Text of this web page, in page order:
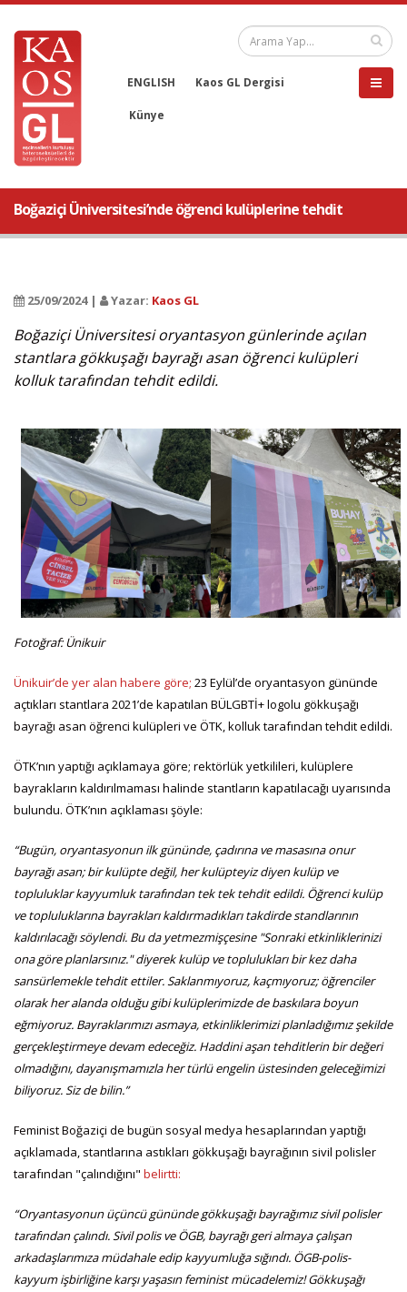
ENGLISH Kaos GL Dergisi
Künye
Boğaziçi Üniversitesi’nde öğrenci kulüplerine tehdit
25/09/2024 | Yazar: Kaos GL
Boğaziçi Üniversitesi oryantasyon günlerinde açılan
stantlara gökkuşağı bayrağı asan öğrenci kulüpleri
kolluk tarafından tehdit edildi.
Fotoğraf: Ünikuir
Ünikuir’de yer alan habere göre; 23 Eylül’de oryantasyon gününde
açtıkları stantlara 2021’de kapatılan BÜLGBTİ+ logolu gökkuşağı
bayrağı asan öğrenci kulüpleri ve ÖTK, kolluk tarafından tehdit edildi.
ÖTK’nın yaptığı açıklamaya göre; rektörlük yetkilileri, kulüplere
bayrakların kaldırılmaması halinde stantların kapatılacağı uyarısında
bulundu. ÖTK’nın açıklaması şöyle:
“Bugün, oryantasyonun ilk gününde, çadırına ve masasına onur
bayrağı asan; bir kulüpte değil, her kulüpteyiz diyen kulüp ve
topluluklar kayyumluk tarafından tek tek tehdit edildi. Öğrenci kulüp
ve topluluklarına bayrakları kaldırmadıkları takdirde standlarının
kaldırılacağı söylendi. Bu da yetmezmişçesine "Sonraki etkinliklerinizi
ona göre planlarsınız." diyerek kulüp ve toplulukları bir kez daha
sansürlemekle tehdit ettiler. Saklanmıyoruz, kaçmıyoruz; öğrenciler
olarak her alanda olduğu gibi kulüplerimizde de baskılara boyun
eğmiyoruz. Bayraklarımızı asmaya, etkinliklerimizi planladığımız şekilde
gerçekleştirmeye devam edeceğiz. Haddini aşan tehditlerin bir değeri
olmadığını, dayanışmamızla her türlü engelin üstesinden geleceğimizi
biliyoruz. Siz de bilin.”
Feminist Boğaziçi de bugün sosyal medya hesaplarından yaptığı
açıklamada, stantlarına astıkları gökkuşağı bayrağının sivil polisler
tarafından "çalındığını" belirtti:
“Oryantasyonun üçüncü gününde gökkuşağı bayrağımız sivil polisler
tarafından çalındı. Sivil polis ve ÖGB, bayrağı geri almaya çalışan
arkadaşlarımıza müdahale edip kayyumluğa sığındı. ÖGB-polis-
kayyum işbirliğine karşı yaşasın feminist mücadelemiz! Gökkuşağı